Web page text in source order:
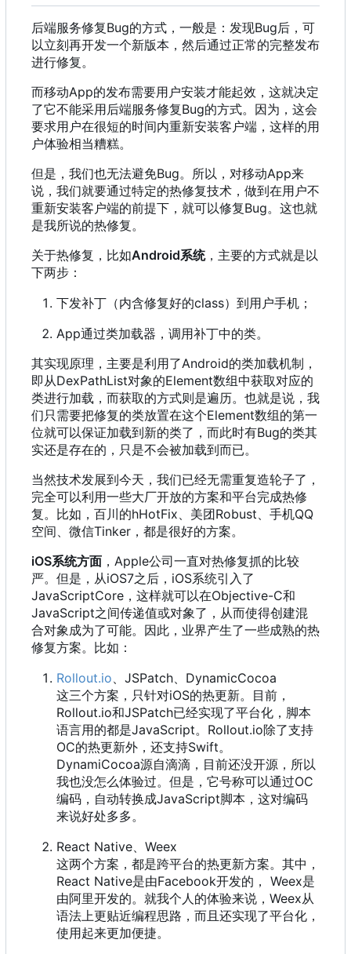
后端服务修复Bug的方式 ， 一般是 ： 发现Bug后 ， 可
以立刻再开发一个新版本 ， 然后通过正常的完整发布
进行修复。
而移动App的发布需要用户安装才能起效 ， 这就决定
了它不能采用后端服务修复Bug的方式。因为 ， 这会
要求用户在很短的时间内重新安装客户端 ， 这样的用
户体验相当糟糕。
但是 ， 我们也无法避免Bug。所以 ， 对移动App来
说 ， 我们就要通过特定的热修复技术 ， 做到在用户不
重新安装客户端的前提下 ， 就可以修复Bug。这也就
是我所说的热修复。
关于热修复，比如Android系统，主要的方式就是以
下两步：
下发补丁 （内含修复好的class） 到用户手机 ；
App通过类加载器 ， 调用补丁中的类。
其实现原理 ， 主要是利用了Android的类加载机制 ，
即从DexPathList对象的Element数组中获取对应的
类进行加载 ， 而获取的方式则是遍历。也就是说 ， 我
们只需要把修复的类放置在这个Element数组的第一
位就可以保证加载到新的类了 ， 而此时有Bug的类其
实还是存在的 ， 只是不会被加载到而已。
当然技术发展到今天 ， 我们已经无需重复造轮子了 ，
完全可以利用一些大厂开放的方案和平台完成热修
复。比如 ， 百川的hHotFix、美团Robust、手机QQ
空间、微信Tinker ， 都是很好的方案。
iOS系统方面 ， Apple公司一直对热修复抓的比较
严。但是 ， 从iOS7之后 ， iOS系统引入了
JavaScriptCore ， 这样就可以在Objective-C和
JavaScript之间传递值或对象了 ， 从而使得创建混
合对象成为了可能。因此 ， 业界产生了一些成熟的热
修复方案。比如 ：
Rollout.io 、JSPatch、DynamicCocoa
这三个方案 ， 只针对iOS的热更新。目前 ，
Rollout.io和JSPatch已经实现了平台化 ， 脚本
语言用的都是JavaScript。Rollout.io除了支持
OC的热更新外 ， 还支持Swift。
DynamiCocoa源自滴滴 ， 目前还没开源 ， 所以
我也没怎么体验过。但是 ， 它号称可以通过OC
编码 ， 自动转换成JavaScript脚本 ， 这对编码
来说好处多多。
React Native、Weex
这两个方案 ， 都是跨平台的热更新方案。其中 ，
React Native是由Facebook开发的 ， Weex是
由阿里开发的。就我个人的体验来说 ， Weex从
语法上更贴近编程思路 ， 而且还实现了平台化 ，
使用起来更加便捷。